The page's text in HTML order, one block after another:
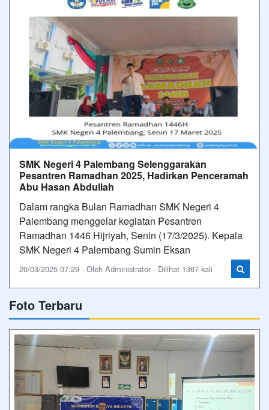
SMK Negeri 4 Palembang Selenggarakan
Pesantren Ramadhan 2025, Hadirkan Penceramah
Abu Hasan Abdullah
Dalam rangka Bulan Ramadhan SMK Negeri 4
Palembang menggelar kegiatan Pesantren
Ramadhan 1446 Hijriyah, Senin (17/3/2025). Kepala
SMK Negeri 4 Palembang Sumin Eksan
20/03/2025 07:29 - Oleh Administrator - Dilihat 1367 kali
Foto Terbaru